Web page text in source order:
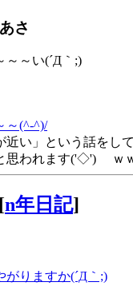
さ
～～い(´Д｀;)
～(^-^)/
近い」という話をし
思われます('◇')ゞ ｗ
[n年日記]
がりますか(´Д｀;)